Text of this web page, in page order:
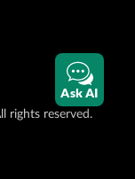
rights reserved.
Ask AI